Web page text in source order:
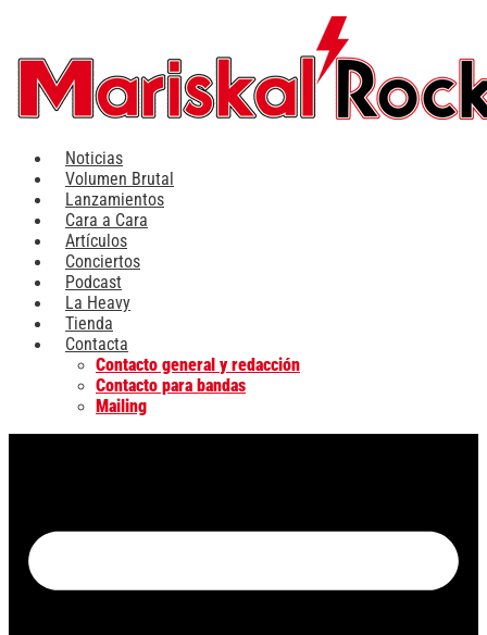
contenido
Noticias
Volumen Brutal
Lanzamientos
Cara a Cara
Artículos
Conciertos
Podcast
La Heavy
Tienda
Contacta
Contacto general y redacción
Contacto para bandas
Mailing